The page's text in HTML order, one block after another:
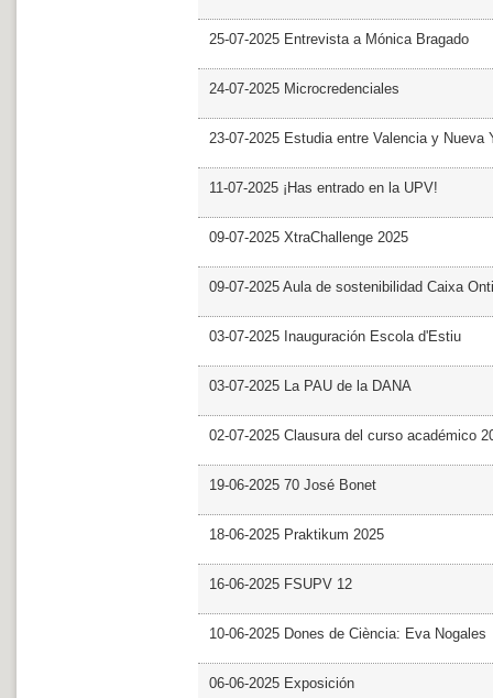
25-07-2025 Entrevista a Mónica Bragado
24-07-2025 Microcredenciales
23-07-2025 Estudia entre Valencia y Nueva
11-07-2025 ¡Has entrado en la UPV!
09-07-2025 XtraChallenge 2025
09-07-2025 Aula de sostenibilidad Caixa
03-07-2025 Inauguración Escola d'Estiu
03-07-2025 La PAU de la DANA
02-07-2025 Clausura del curso académico
19-06-2025 70 José Bonet
18-06-2025 Praktikum 2025
16-06-2025 FSUPV 12
10-06-2025 Dones de Ciència: Eva Nogales
06-06-2025 Exposición